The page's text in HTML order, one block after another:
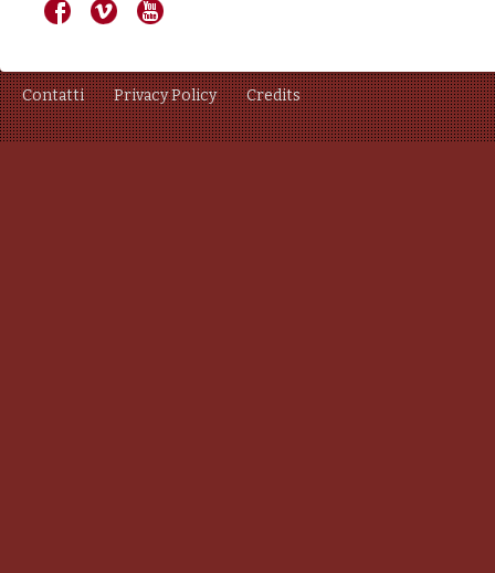
Contatti Privacy Policy Credits